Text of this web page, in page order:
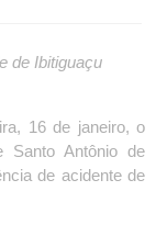
de Ibitiguaçu
16 de janeiro, o
Santo Antônio de
de acidente de